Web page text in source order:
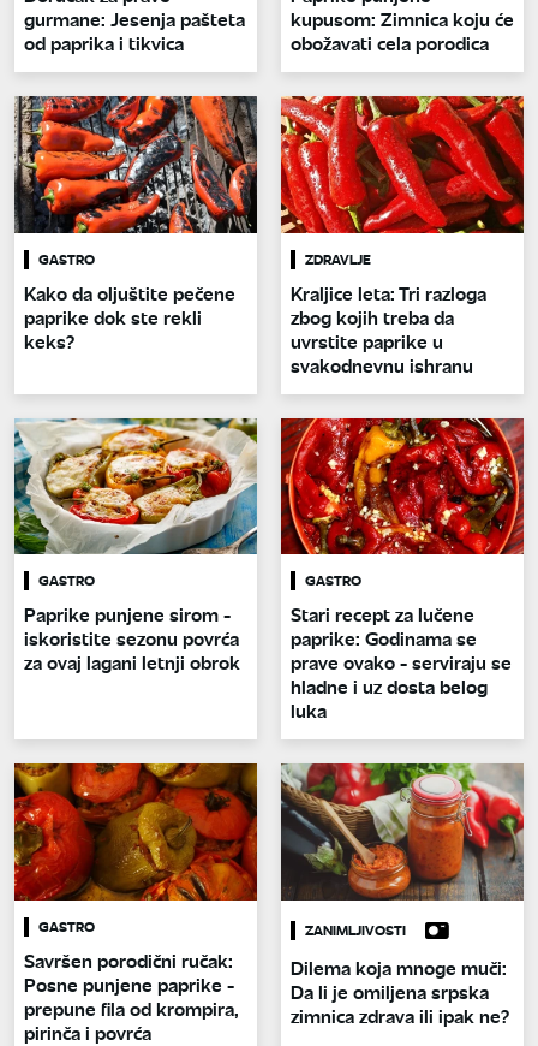
gurmane: Jesenja pašteta
od paprika i tikvica
kupusom: Zimnica koju će
obožavati cela porodica
GASTRO
Kako da oljuštite pečene
paprike dok ste rekli
keks?
ZDRAVLJE
Kraljice leta: Tri razloga
zbog kojih treba da
uvrstite paprike u
svakodnevnu ishranu
GASTRO
Paprike punjene sirom -
iskoristite sezonu povrća
za ovaj lagani letnji obrok
GASTRO
Stari recept za lučene
paprike: Godinama se
prave ovako - serviraju se
hladne i uz dosta belog
luka
GASTRO
Savršen porodični ručak:
Posne punjene paprike -
prepune fila od krompira,
pirinča i povrća
ZANIMLJIVOSTI
Dilema koja mnoge muči:
Da li je omiljena srpska
zimnica zdrava ili ipak ne?